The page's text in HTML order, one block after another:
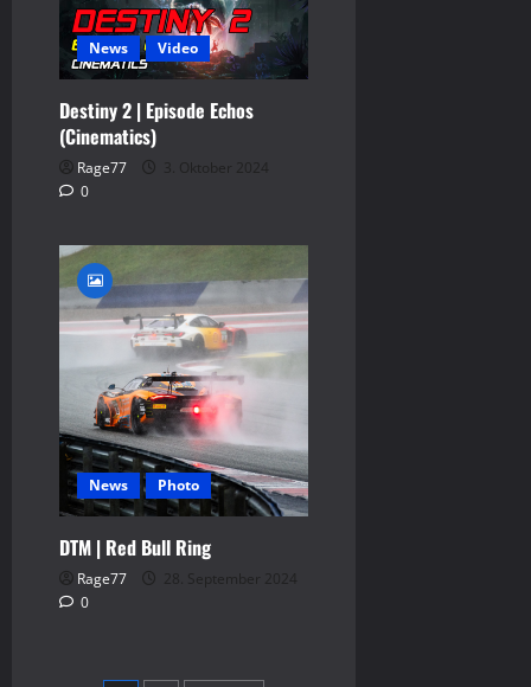
News Video
Destiny 2 | Episode Echos
(Cinematics)
Rage77
3. Oktober 2024
0
News Photo
DTM | Red Bull Ring
Rage77
28. September 2024
0